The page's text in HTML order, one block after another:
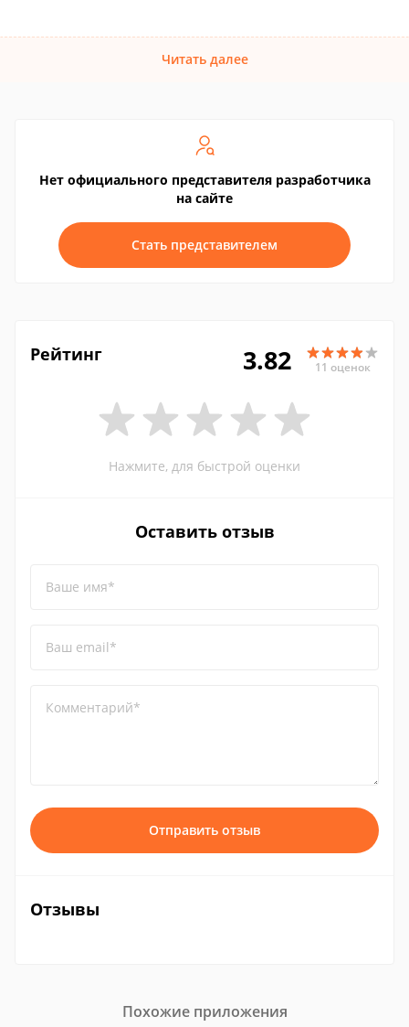
Читать далее
Нет официального представителя разработчика
на сайте
Стать представителем
Рейтинг 3.82 11 оценок
Нажмите, для быстрой оценки
Оставить отзыв
Ваше имя*
Ваш email*
Комментарий*
Отправить отзыв
Отзывы
Похожие приложения